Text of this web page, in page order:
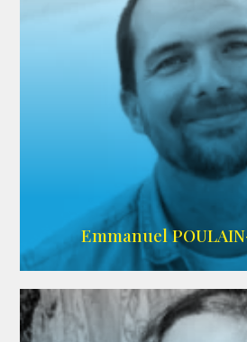
AGENCE
Emmanuel